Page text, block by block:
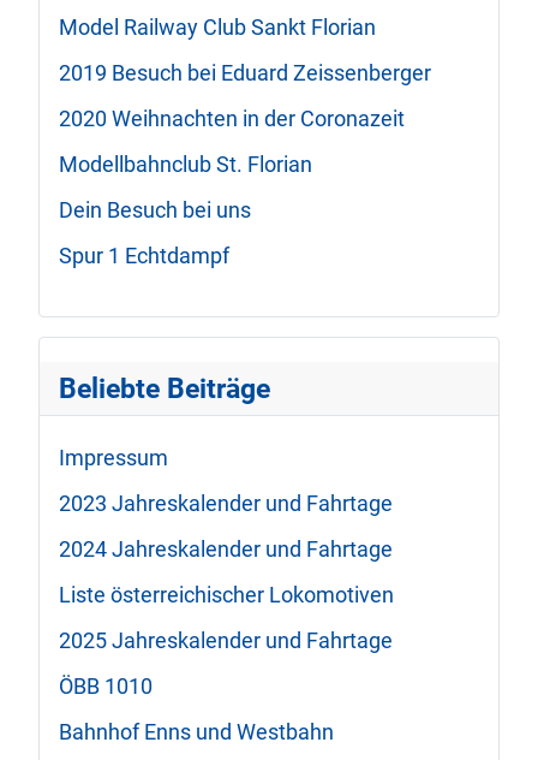
Model Railway Club Sankt Florian
2019 Besuch bei Eduard Zeissenberger
2020 Weihnachten in der Coronazeit
Modellbahnclub St. Florian
Dein Besuch bei uns
Spur 1 Echtdampf
Beliebte Beiträge
Impressum
2023 Jahreskalender und Fahrtage
2024 Jahreskalender und Fahrtage
Liste österreichischer Lokomotiven
2025 Jahreskalender und Fahrtage
ÖBB 1010
Bahnhof Enns und Westbahn